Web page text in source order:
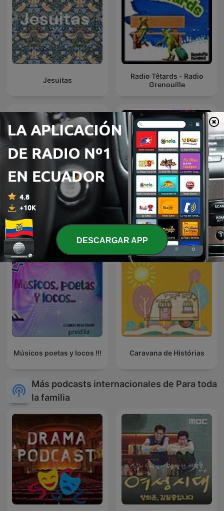
Jesuitas
Radio Têtards - Radio
Grenouille
La abeja Vi-Vi
cuentacuentos
LUIS ALFONSO
Músicos poetas y locos !!! Caravana de Histórias
Más podcasts internacionales de Para toda
la familia
DESCARGAR APP